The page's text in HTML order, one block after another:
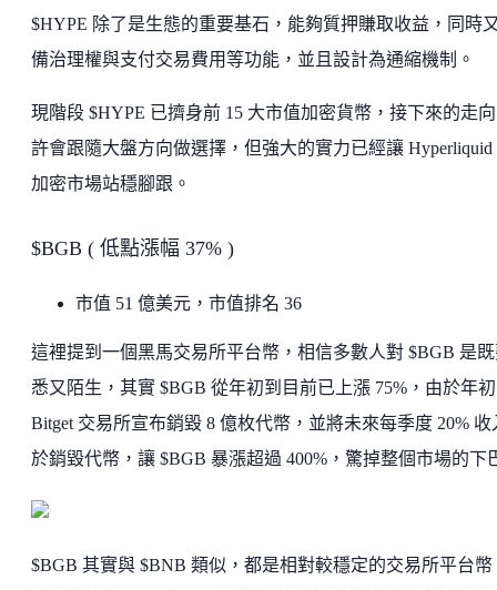
$HYPE 除了是生態的重要基石，能夠質押賺取收益，同時
備治理權與支付交易費用等功能，並且設計為通縮機制。
現階段 $HYPE 已擠身前 15 大市值加密貨幣，接下來的走
許會跟隨大盤方向做選擇，但強大的實力已經讓 Hyperliquid
加密市場站穩腳跟。
$BGB ( 低點漲幅 37% )
市值 51 億美元，市值排名 36
這裡提到一個黑馬交易所平台幣，相信多數人對 $BGB 是
悉又陌生，其實 $BGB 從年初到目前已上漲 75%，由於年初
Bitget 交易所宣布銷毀 8 億枚代幣，並將未來每季度 20% 收
於銷毀代幣，讓 $BGB 暴漲超過 400%，驚掉整個市場的下
$BGB 其實與 $BNB 類似，都是相對較穩定的交易所平台幣